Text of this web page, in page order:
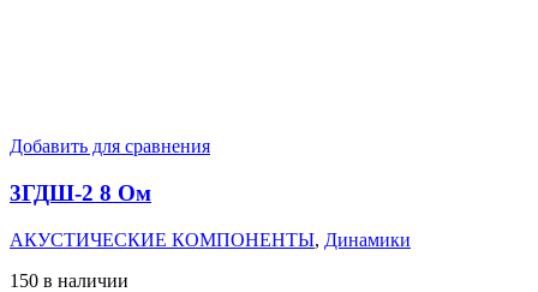
Добавить для сравнения
3ГДШ-2 8 Ом
АКУСТИЧЕСКИЕ КОМПОНЕНТЫ, Динамики
150 в наличии